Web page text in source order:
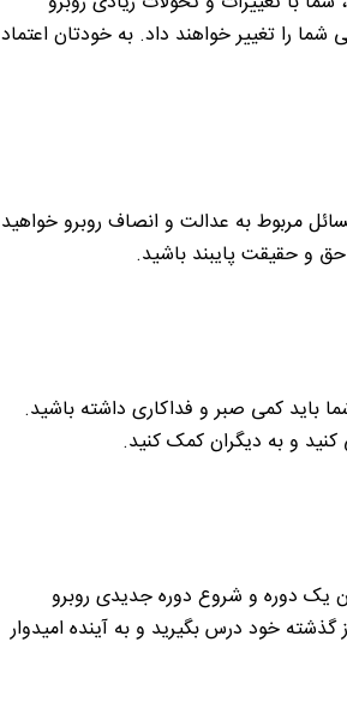
را تغییر خواهند داد. به خودتان اعتماد
مربوط به عدالت و انصاف روبرو خواهید
و حقیقت پایبند باشید.
باید کمی صبر و فداکاری داشته باشید.
و به دیگران کمک کنید.
یک دوره و شروع دوره جدیدی روبرو
خود درس بگیرید و به آینده امیدوار